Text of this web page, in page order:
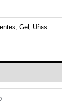
Gel Uñas